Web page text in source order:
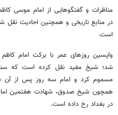
مناظرات و گفتگوهایی از امام موسی
در منابع تاریخی و همچنین احادیث
است.
واپسین روزهای عمر با برکت امام
شد؛ شیخ مفید نقل کرده است که
مسموم کرد و امام سه روز پس از آن
در بغداد رخ داده است.